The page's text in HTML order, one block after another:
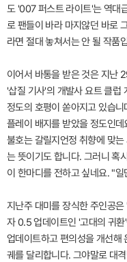
도 '007 퍼스트 라이트'는 역대
로 팬들이 바라 마지않던 바로
라면 절대 놓쳐서는 안 될 작품
이어서 바통을 받은 것은 지난
'삽질 기사'의 개발사 요트 클럽
정도의 호평이 쏟아지고 있습
플레이 배지를 받았을 정도인
불호는 갈릴지언정 취향에 맞
는 뜻이기도 합니다. 그러니 혹
이 한마디를 전하고 싶네요. "
지난주 대미를 장식한 주인공
자 0.5 업데이트인 '고대의 귀
업데이트하고 편의성을 개선해
궤를 달리합니다. 그야말로 대